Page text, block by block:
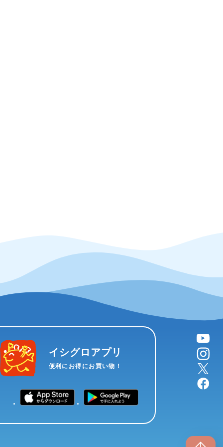
イシグロアプリ
便利にお得にお買い物！
YouTube
instagram
X
facebook